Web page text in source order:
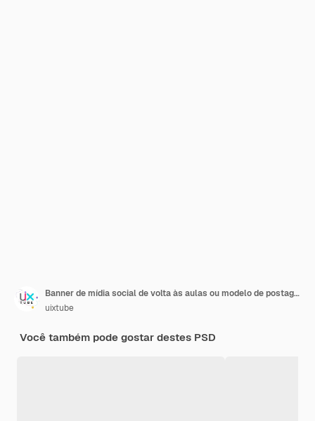
Banner de mídia social de volta às aulas ou modelo de postagem do Instagram
uixtube
Você também pode gostar destes PSD